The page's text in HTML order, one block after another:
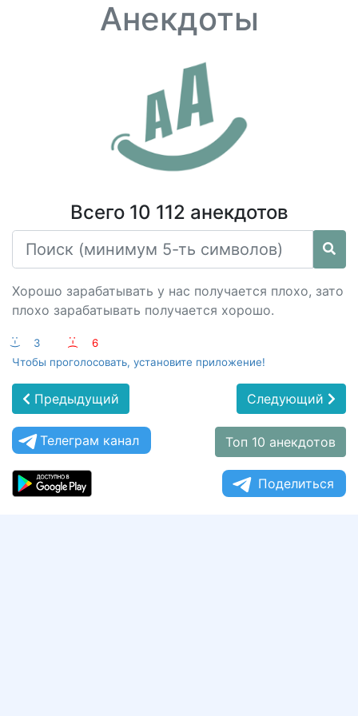
Анекдоты
Всего 10 112 анекдотов
Хорошо зарабатывать у нас получается плохо, зато
плохо зарабатывать получается хорошо.
:-) 3 :-(
6
Чтобы проголосовать, установите приложение!
Предыдущий Следующий
Телеграм канал Топ 10 анекдотов
Поделиться